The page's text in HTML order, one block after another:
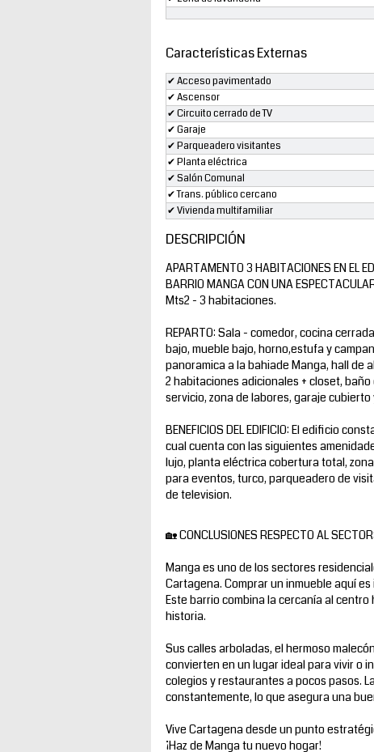
Características Externas
✔ Acceso pavimentado
✔ Ascensor
✔ Circuito cerrado de TV
✔ Garaje
✔ Parqueadero visitantes
✔ Planta eléctrica
✔ Salón Comunal
✔ Trans. público cercano
✔ Vivienda multifamiliar
DESCRIPCIÓN
APARTAMENTO 3 HABITACIONES EN EL
BARRIO MANGA CON UNA
Mts2 - 3 habitaciones.
REPARTO: Sala - comedor, cocina
bajo, mueble bajo, horno,estufa y
panoramica a la bahiade Manga, hall de
2 habitaciones adicionales + closet,
servicio, zona de labores, garaje
BENEFICIOS DEL EDIFICIO: El edificio
cual cuenta con las siguientes
lujo, planta eléctrica cobertura total,
para eventos, turco, parqueadero de
de television.
🏡 CONCLUSIONES RESPECTO AL SECTOR:
Manga es uno de los sectores
Cartagena. Comprar un inmueble aquí
Este barrio combina la cercanía al
historia.
Sus calles arboladas, el hermoso
convierten en un lugar ideal para vivir o
colegios y restaurantes a pocos pasos.
constantemente, lo que asegura una
Vive Cartagena desde un punto
¡Haz de Manga tu nuevo hogar!